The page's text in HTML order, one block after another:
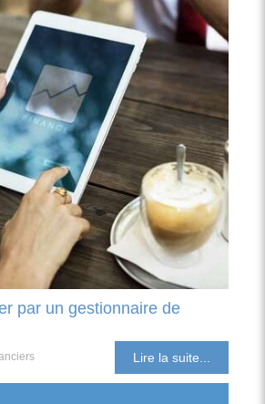
par un gestionnaire de
Lire la suite...